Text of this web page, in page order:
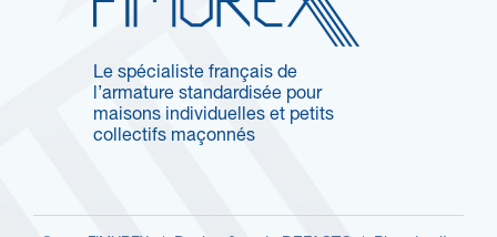
Le spécialiste français de
l’armature standardisée pour
maisons individuelles et petits
collectifs maçonnés